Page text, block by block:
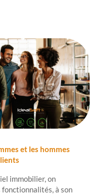
et les hommes
immobilier, on
à son